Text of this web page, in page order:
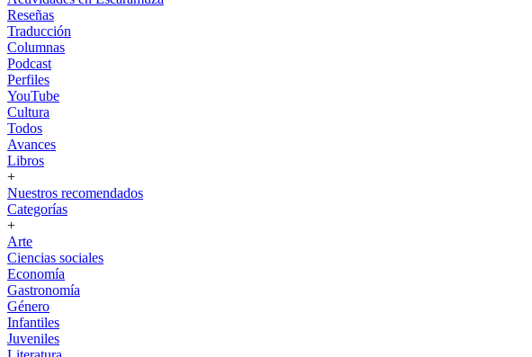
Reseñas
Traducción
Columnas
Podcast
Perfiles
YouTube
Cultura
Todos
Avances
Libros
+
Nuestros recomendados
Categorías
+
Arte
Ciencias sociales
Economía
Gastronomía
Género
Infantiles
Juveniles